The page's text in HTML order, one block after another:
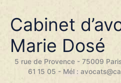
contenu
Cabinet
Marie Dosé
5 rue de Provence - 75009
61 15 05 - Mél :